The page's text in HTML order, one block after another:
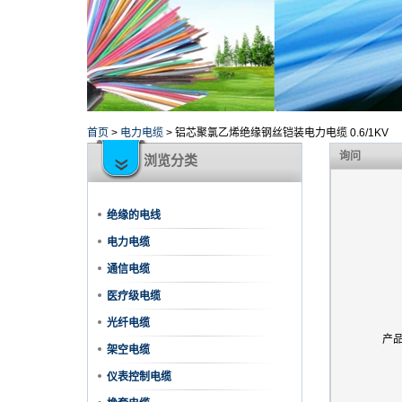
首页 > 电力电缆 > 铝芯聚氯乙烯绝缘钢丝铠装电力电缆 0.6/1KV
浏览分类
绝缘的电线
电力电缆
通信电缆
医疗级电缆
光纤电缆
架空电缆
仪表控制电缆
询问
产